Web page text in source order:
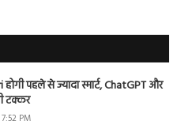
पहले से ज्यादा स्मार्ट, ChatGPT और
टक्कर
PM